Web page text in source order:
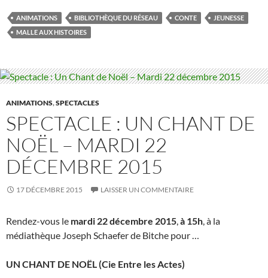
e
b
o
k
itt
er
er
es
m
bl
ta
g
ANIMATIONS BIBLIOTHÈQUE DU RÉSEAU CONTE
JEUNESSE
MALLE AUX HISTOIRES
ANIMATIONS,SPECTACLES
SPECTACLE : UN CHANT DE
NOËL – MARDI 22
DÉCEMBRE 2015
17 DÉCEMBRE 2015 LAISSER UN COMMENTAIRE
Rendez-vous le mardi 22 décembre 2015 à 15h , à la
médiathèque Joseph Schaefer de Bitche pour …
UN CHANT DE NOËL (Cie Entre les Actes)